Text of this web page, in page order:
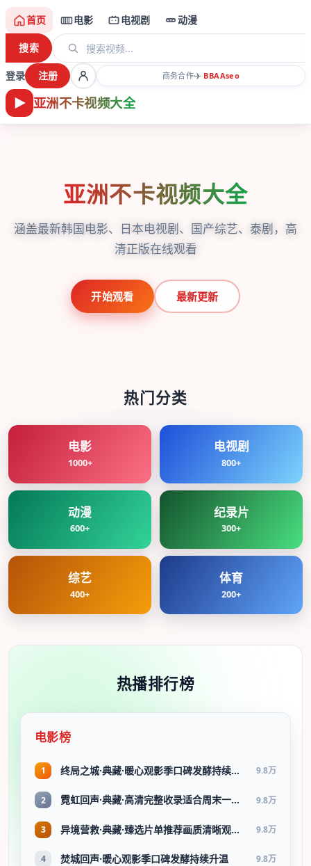
亚洲不卡视频大全
首页 电影 电视剧 动漫
搜索
登录 注册 商务合作✈️·BBAAseo
亚洲不卡视频大全
涵盖最新韩国电影、日本电视剧、国产综艺、泰剧，高
清正版在线观看
开始观看 最新更新
热门分类
电影
1000+
电视剧
800+
动漫
600+
纪录片
300+
综艺
400+
体育
200+
热播排行榜
电影榜
1 终局之城·典藏·暖心观影季口碑发酵持续升温 9.8万
2 霓虹回声·典藏·高清完整收录适合周末一口气刷完 9.8万
3 异境营救·典藏·臻选片单推荐画质清晰观看流畅 9.8万
4 焚城回声·暖心观影季口碑发酵持续升温 9.8万